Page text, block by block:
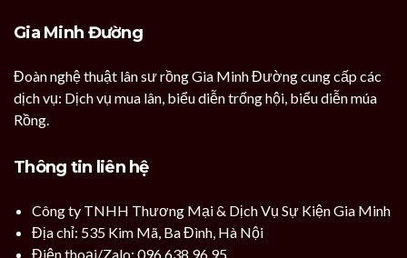
Gia Minh Đường
Đoàn nghệ thuật lân sư rồng Gia Minh Đường cung cấp các
dịch vụ: Dịch vụ mua lân, biểu diễn trống hội, biểu diễn múa
Rồng.
Thông tin liên hệ
Công ty TNHH Thương Mại & Dịch Vụ Sự Kiện Gia Minh
Địa chỉ: 535 Kim Mã, Ba Đình, Hà Nội
Điện thoại/Zalo: 096 638 96 95